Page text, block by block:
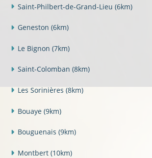
Saint-Philbert-de-Grand-Lieu (6km)
Geneston (6km)
Le Bignon (7km)
Saint-Colomban (8km)
Les Sorinières (8km)
Bouaye (9km)
Bouguenais (9km)
Montbert (10km)